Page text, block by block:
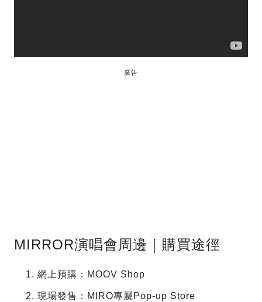
廣告
MIRROR演唱會周邊｜購買途徑
網上預購：MOOV Shop
現場發售：MIRO專屬Pop-up Store